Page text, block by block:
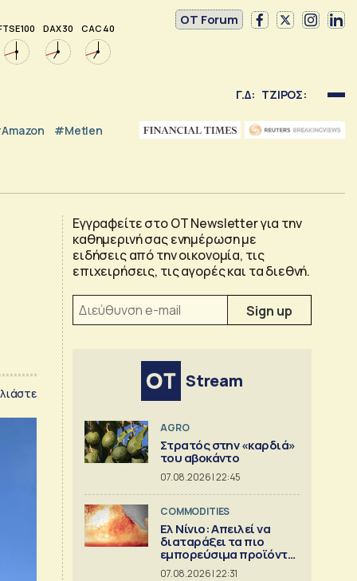
100 DAX 30 CAC 40
OT Forum
Γ.Δ: ΤΖΙΡΟΣ:
#Metlen
Εγγραφείτε στο OT Newsletter για την
καθημερινή σας ενημέρωση με
ειδήσεις από την οικονομία, τις
επιχειρήσεις, τις αγορές και τα διεθνή.
Stream
AGRO
Στρατός στην «καρδιά»
του αβοκάντο
07.08.2026 | 22:45
COMMODITIES
Ελ Νίνιο: Απειλεί να
διαταράξει τα πιο
εμπορεύσιμα προϊόντα
στον κόσμο
07.08.2026 | 22:31